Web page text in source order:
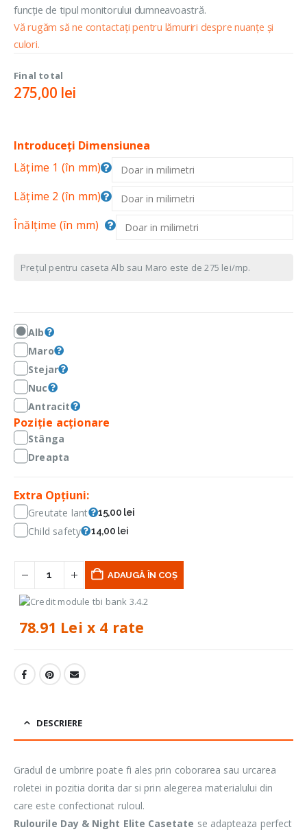
funcție de tipul monitorului dumneavoastră.
Vă rugăm să ne contactați pentru lămuriri despre nuanțe și
culori.
Final total
275,00 lei
Introduceți Dimensiunea
Lățime 1 (în mm)
Lățime 2 (în mm)
Înălțime (în mm)
Prețul pentru caseta Alb sau Maro este de 275 lei/mp.
Alb
Maro
Stejar
Nuc
Antracit
Poziție acționare
Stânga
Dreapta
Extra Opțiuni:
Greutate lant 15,00 lei
Child safety 14,00 lei
ADAUGĂ ÎN COȘ
78.91 Lei x 4 rate
DESCRIERE
Gradul de umbrire poate fi ales prin coborarea sau urcarea
roletei in pozitia dorita dar si prin alegerea materialului din
care este confectionat ruloul.
Rulourile Day & Night Elite Casetate se adapteaza perfect